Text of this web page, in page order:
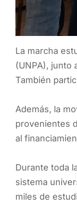
La marcha
(UNPA), junto
También
Además, la
provenientes
al
Durante toda
sistema
miles de